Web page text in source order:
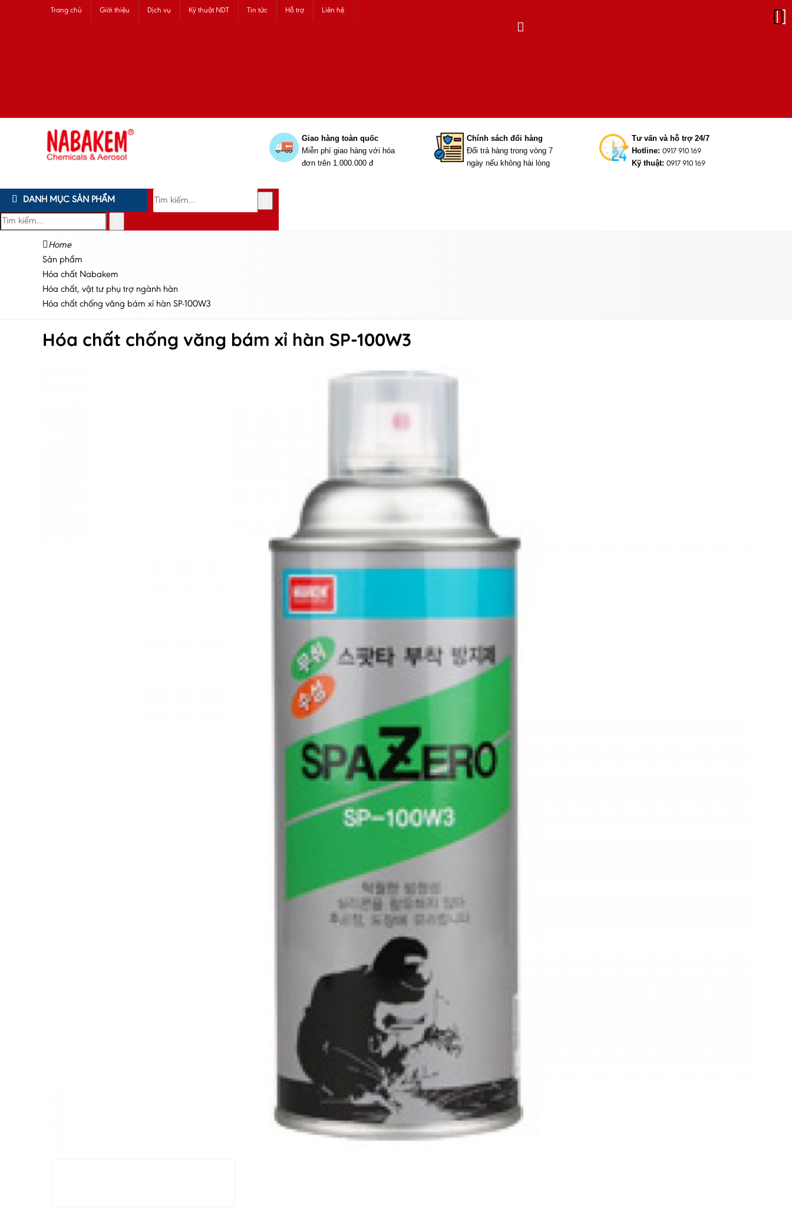
Trang chủ Giới thiệu Dịch vụ Kỹ thuật NDT Tin tức Hỗ trợ Liên hệ
Giao hàng toàn quốc
Miễn phí giao hàng với hóa
đơn trên 1.000.000 đ
Chính sách đổi hàng
Đổi trả hàng trong vòng 7
ngày nếu không hài lòng
Tư vấn và hỗ trợ 24/7
Hotline: 0917 910 169
Kỹ thuật:0917 910 169
DANH MỤC SẢN PHẨM
Home
Sản phẩm
Hóa chất Nabakem
Hóa chất, vật tư phụ trợ ngành hàn
Hóa chất chống văng bám xỉ hàn SP-100W3
Hóa chất chống văng bám xỉ hàn SP-100W3